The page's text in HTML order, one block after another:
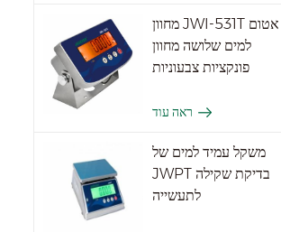
מחוון JWI-531T אטום
למים שלושה מחוון
פונקציות צבעוניות
ראה עוד
משקל עמיד למים של
JWPT בדיקת שקילה
לתעשייה